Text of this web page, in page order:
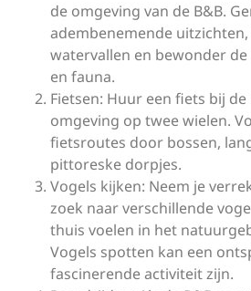
de omgeving van de B&B.
adembenemende
watervallen en bewonder
en fauna.
Fietsen: Huur een fiets bij
omgeving op twee wielen.
fietsroutes door bossen,
pittoreske dorpjes.
Vogels kijken: Neem je
zoek naar verschillende
thuis voelen in het
Vogels spotten kan een
fascinerende activiteit zijn.